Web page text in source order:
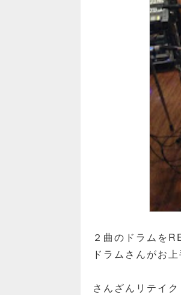
２曲のドラムを
ドラムさんがお
さんざんリテイ